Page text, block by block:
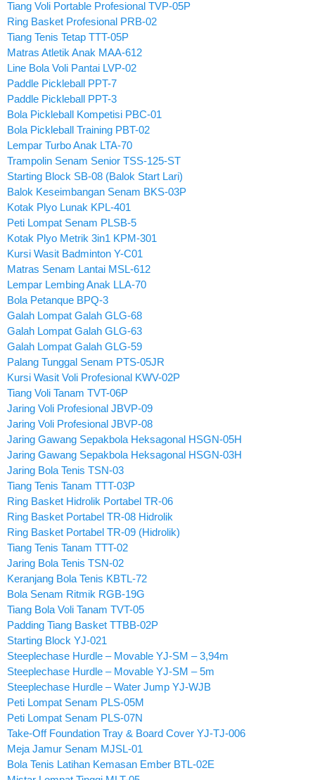
Tiang Voli Portable Profesional TVP-05P
Ring Basket Profesional PRB-02
Tiang Tenis Tetap TTT-05P
Matras Atletik Anak MAA-612
Line Bola Voli Pantai LVP-02
Paddle Pickleball PPT-7
Paddle Pickleball PPT-3
Bola Pickleball Kompetisi PBC-01
Bola Pickleball Training PBT-02
Lempar Turbo Anak LTA-70
Trampolin Senam Senior TSS-125-ST
Starting Block SB-08 (Balok Start Lari)
Balok Keseimbangan Senam BKS-03P
Kotak Plyo Lunak KPL-401
Peti Lompat Senam PLSB-5
Kotak Plyo Metrik 3in1 KPM-301
Kursi Wasit Badminton Y-C01
Matras Senam Lantai MSL-612
Lempar Lembing Anak LLA-70
Bola Petanque BPQ-3
Galah Lompat Galah GLG-68
Galah Lompat Galah GLG-63
Galah Lompat Galah GLG-59
Palang Tunggal Senam PTS-05JR
Kursi Wasit Voli Profesional KWV-02P
Tiang Voli Tanam TVT-06P
Jaring Voli Profesional JBVP-09
Jaring Voli Profesional JBVP-08
Jaring Gawang Sepakbola Heksagonal HSGN-05H
Jaring Gawang Sepakbola Heksagonal HSGN-03H
Jaring Bola Tenis TSN-03
Tiang Tenis Tanam TTT-03P
Ring Basket Hidrolik Portabel TR-06
Ring Basket Portabel TR-08 Hidrolik
Ring Basket Portabel TR-09 (Hidrolik)
Tiang Tenis Tanam TTT-02
Jaring Bola Tenis TSN-02
Keranjang Bola Tenis KBTL-72
Bola Senam Ritmik RGB-19G
Tiang Bola Voli Tanam TVT-05
Padding Tiang Basket TTBB-02P
Starting Block YJ-021
Steeplechase Hurdle – Movable YJ-SM – 3,94m
Steeplechase Hurdle – Movable YJ-SM – 5m
Steeplechase Hurdle – Water Jump YJ-WJB
Peti Lompat Senam PLS-05M
Peti Lompat Senam PLS-07N
Take-Off Foundation Tray & Board Cover YJ-TJ-006
Meja Jamur Senam MJSL-01
Bola Tenis Latihan Kemasan Ember BTL-02E